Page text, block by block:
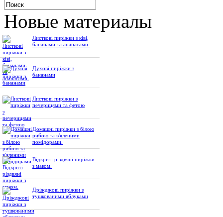
Новые материалы
Листкові пиріжки з ківі,
бананами та ананасами.
Духові пиріжки з
бананами
Листкові пиріжки з
печерицями та фетою
Домашні пиріжки з білою
рибою та в'яленими
помідорами.
Відкриті різдвяні пиріжки
з маком.
Дріжджові пиріжки з
тушкованими яблуками